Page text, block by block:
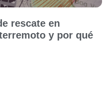
rescate en
y por qué